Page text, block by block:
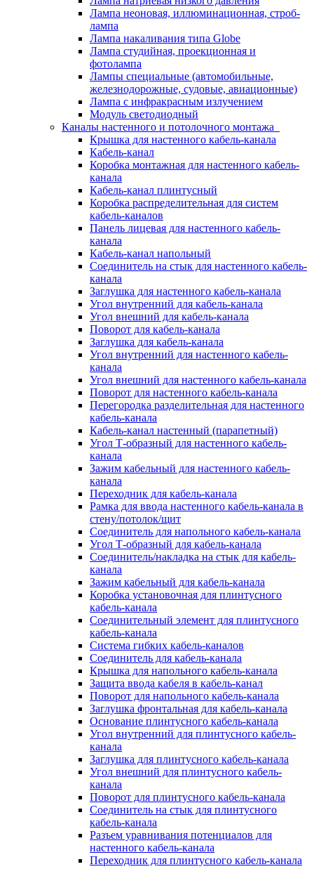
Лампа неоновая, иллюминационная, строб-
лампа
Лампа накаливания типа Globe
Лампа студийная, проекционная и
фотолампа
Лампы специальные (автомобильные,
железнодорожные, судовые, авиационные)
Лампа с инфракрасным излучением
Модуль светодиодный
Каналы настенного и потолочного монтажа
Крышка для настенного кабель-канала
Кабель-канал
Коробка монтажная для настенного кабель-
канала
Кабель-канал плинтусный
Коробка распределительная для систем
кабель-каналов
Панель лицевая для настенного кабель-
канала
Кабель-канал напольный
Соединитель на стык для настенного кабель-
канала
Заглушка для настенного кабель-канала
Угол внутренний для кабель-канала
Угол внешний для кабель-канала
Поворот для кабель-канала
Заглушка для кабель-канала
Угол внутренний для настенного кабель-
канала
Угол внешний для настенного кабель-канала
Поворот для настенного кабель-канала
Перегородка разделительная для настенного
кабель-канала
Кабель-канал настенный (парапетный)
Угол Т-образный для настенного кабель-
канала
Зажим кабельный для настенного кабель-
канала
Переходник для кабель-канала
Рамка для ввода настенного кабель-канала в
стену/потолок/щит
Соединитель для напольного кабель-канала
Угол Т-образный для кабель-канала
Соединитель/накладка на стык для кабель-
канала
Зажим кабельный для кабель-канала
Коробка установочная для плинтусного
кабель-канала
Соединительный элемент для плинтусного
кабель-канала
Система гибких кабель-каналов
Соединитель для кабель-канала
Крышка для напольного кабель-канала
Защита ввода кабеля в кабель-канал
Поворот для напольного кабель-канала
Заглушка фронтальная для кабель-канала
Основание плинтусного кабель-канала
Угол внутренний для плинтусного кабель-
канала
Заглушка для плинтусного кабель-канала
Угол внешний для плинтусного кабель-
канала
Поворот для плинтусного кабель-канала
Соединитель на стык для плинтусного
кабель-канала
Разъем уравнивания потенциалов для
настенного кабель-канала
Переходник для плинтусного кабель-канала